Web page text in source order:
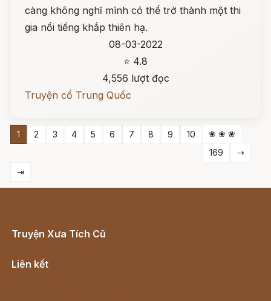
càng không nghĩ mình có thể trở thành một thi
gia nổi tiếng khắp thiên hạ.
08-03-2022
⭐ 4.8
4,556 lượt đọc
Truyện cổ Trung Quốc
1 2 3 4 5 6 7 8 9 10
❀ ❀ ❀
169
⇢
⇥
Truyện Xưa Tích Cũ
Liên kết